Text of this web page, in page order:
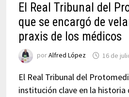
El Real Tribunal del
que se encargó de
praxis de los médicos
porAlfred López 16 de
El Real Tribunal del
institución clave en la historia